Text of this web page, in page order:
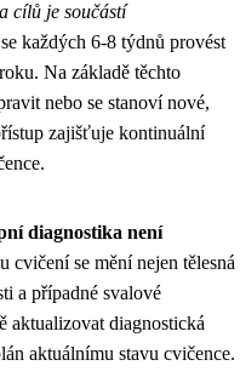
cílů je součástí
každých 6-8 týdnů provést
Na základě těchto
nebo se stanoví nové,
zajišťuje kontinuální
diagnostika není
cvičení se mění nejen tělesná
a případné svalové
aktualizovat diagnostická
aktuálnímu stavu cvičence.